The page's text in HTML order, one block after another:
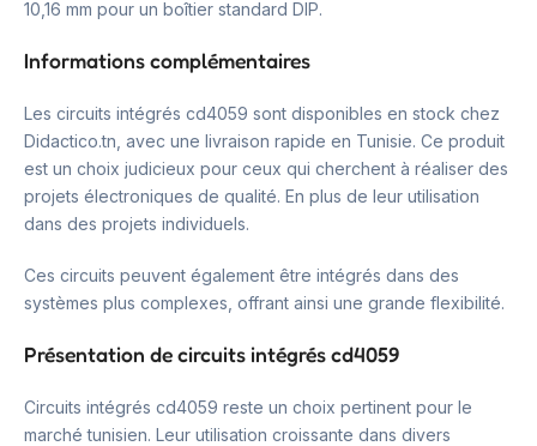
10,16 mm pour un boîtier standard DIP.
Informations complémentaires
Les circuits intégrés cd4059 sont disponibles en stock chez
Didactico.tn, avec une livraison rapide en Tunisie. Ce produit
est un choix judicieux pour ceux qui cherchent à réaliser des
projets électroniques de qualité. En plus de leur utilisation
dans des projets individuels.
Ces circuits peuvent également être intégrés dans des
systèmes plus complexes, offrant ainsi une grande flexibilité.
Présentation de circuits intégrés cd4059
Circuits intégrés cd4059 reste un choix pertinent pour le
marché tunisien. Leur utilisation croissante dans divers